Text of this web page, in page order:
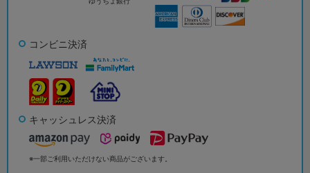
コンビニ決済
キャッシュレス決済
※一部ご利用いただけない商品がございます。